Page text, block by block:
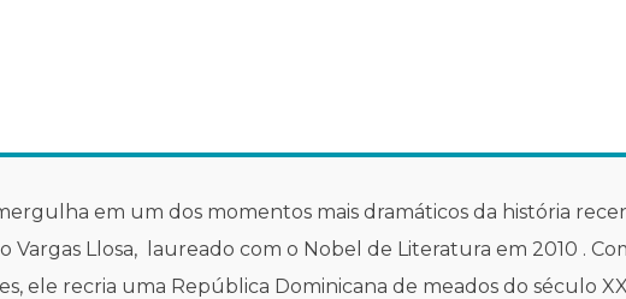
em um dos momentos mais dramáticos da história
Vargas Llosa, laureado com o Nobel de Literatura em 2010 .
ele recria uma República Dominicana de meados do século